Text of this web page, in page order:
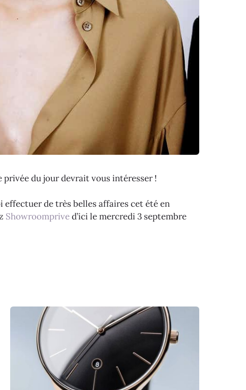
du jour devrait vous intéresser !
effectuer de très belles affaires cet été en
Showroomprived’ici le mercredi 3 septembre